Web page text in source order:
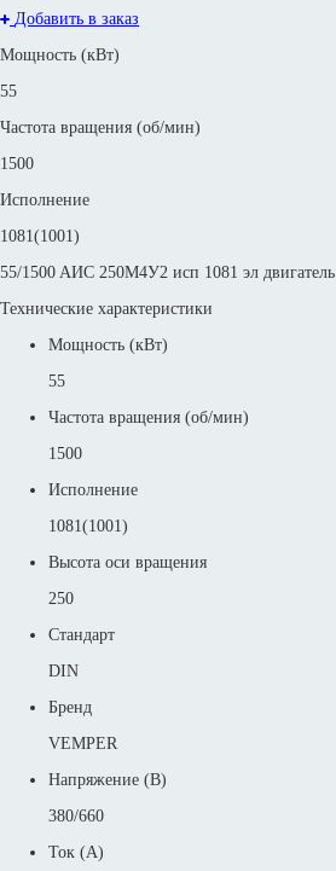
Добавить в заказ
Мощность (кВт)
55
Частота вращения (об/мин)
1500
Исполнение
1081(1001)
55/1500 AИC 250М4У2 исп 1081 эл двигатель
Технические характеристики
Мощность (кВт)
55
Частота вращения (об/мин)
1500
Исполнение
1081(1001)
Высота оси вращения
250
Стандарт
DIN
Бренд
VEMPER
Напряжение (В)
380/660
Ток (А)